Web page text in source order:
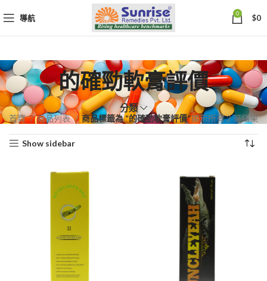
導航 0 $0
的確勁軟膏評價
分類
首頁 商品列表 商品標籤為 “的確勁軟膏評價”顯示所有 2 筆結果依
Show sidebar